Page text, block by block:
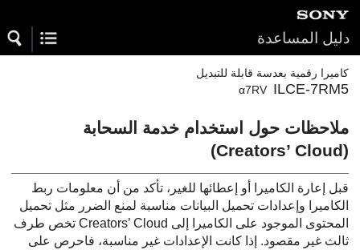
دليل المساعدة
كاميرا رقمية بعدسة قابلة للتبديل
ILCE-7RM5
α7RV
ملاحظات حول استخدام خدمة السحابة
(Creators’ Cloud)
قبل إعارة الكاميرا أو إعطائها للغير، تأكد من أن معلومات ربط
الكاميرا وإعدادات تحميل البيانات مناسبة لمنع الضرر مثل تحميل
المحتوى الموجود على الكاميرا إلى Creators’ Cloud تخص طرف
ثالث غير مقصود. إذا كانت الإعدادات غير مناسبة، فاحرص على